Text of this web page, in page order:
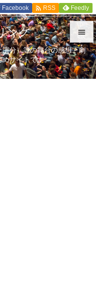


メニュ

Facebook  RSS Feedly
ンク
分）等の舞台の感想、劇
サイトです。